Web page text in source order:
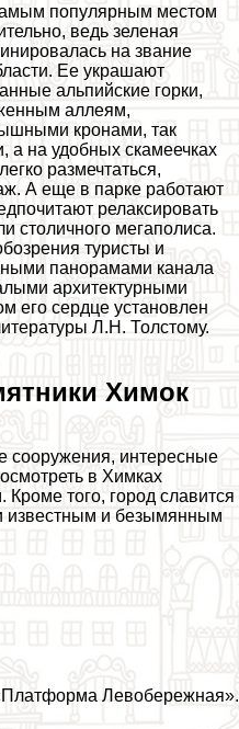
популярным местом
ведь зеленая
на звание
. Ее украшают
альпийские горки,
аллеям,
кронами, так
а на удобных скамеечках
размечтаться,
А еще в парке работают
релаксировать
столичного мегаполиса.
туристы и
панорамами канала
архитектурными
его сердце установлен
Л.Н. Толстому.
Химок
сооружения, интересные
в Химках
Кроме того, город славится
известным и безымянным
Левобережная».